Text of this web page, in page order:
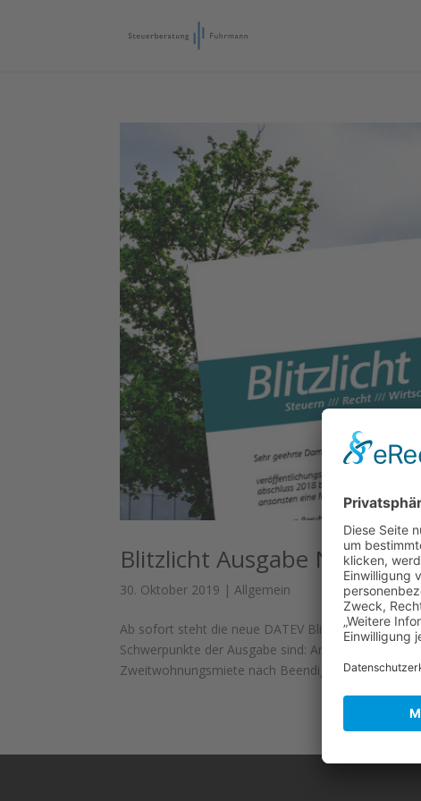
Blitzlicht Ausgabe
30. Oktober 2019 |Allgemein
Ab sofort steht die neue DATEV Blitzlicht Ausgabe
Schwerpunkte der Ausgabe sind: Antrag auf
Zweitwohnungsmiete nach Beendigung des